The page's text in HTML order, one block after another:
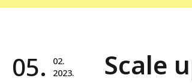
05.
02.
2023.
Scale